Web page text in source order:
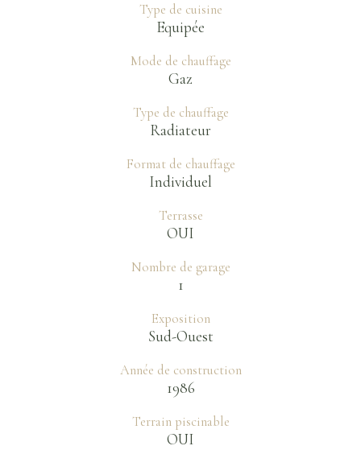
Type de cuisine
Equipée
Mode de chauffage
Gaz
Type de chauffage
Radiateur
Format de chauffage
Individuel
Terrasse
OUI
Nombre de garage
1
Exposition
Sud-Ouest
Année de construction
1986
Terrain piscinable
OUI